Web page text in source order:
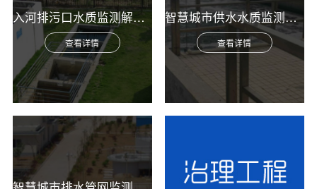
入河排污口水质监测解决方案
查看详情
智慧城市供水水质监测综合解决方案
查看详情